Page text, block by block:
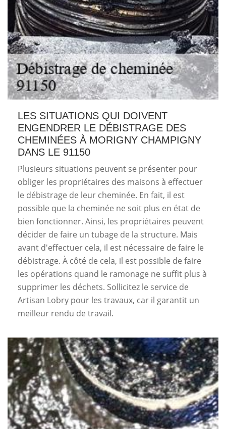
LES SITUATIONS QUI DOIVENT
ENGENDRER LE DÉBISTRAGE DES
CHEMINÉES À MORIGNY CHAMPIGNY
DANS LE 91150
Plusieurs situations peuvent se présenter pour
obliger les propriétaires des maisons à effectuer
le débistrage de leur cheminée. En fait, il est
possible que la cheminée ne soit plus en état de
bien fonctionner. Ainsi, les propriétaires peuvent
décider de faire un tubage de la structure. Mais
avant d'effectuer cela, il est nécessaire de faire le
débistrage. À côté de cela, il est possible de faire
les opérations quand le ramonage ne suffit plus à
supprimer les déchets. Sollicitez le service de
Artisan Lobry pour les travaux, car il garantit un
meilleur rendu de travail.